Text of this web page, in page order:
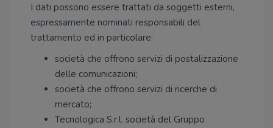
I dati possono essere trattati da soggetti esterni,
espressamente nominati responsabili del
trattamento ed in particolare:
società che offrono servizi di postalizzazione
delle comunicazioni;
società che offrono servizi di ricerche di
mercato;
Tecnologica S.r.l. società del Gruppo